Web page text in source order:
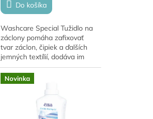
Do košíka
Washcare Special Tužidlo na
záclony pomáha zafixovať
tvar záclon, čipiek a ďalších
jemných textílií, dodáva im
žiarivý vzhľad a uľahčuje ich
následnú údržbu. Vďaka
špeciálnym...
Novinka